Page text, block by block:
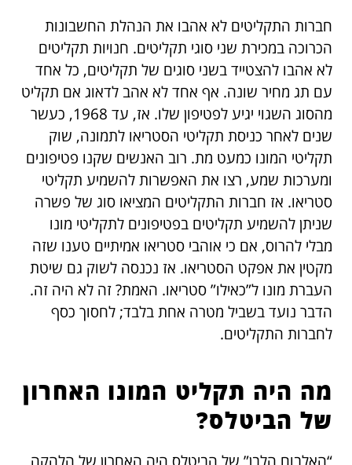
חברות התקליטים לא אהבו את הנהלת החשבונות
הכרוכה במכירת שני סוגי תקליטים. חנויות תקליטים
לא אהבו להצטייד בשני סוגים של תקליטים, כל אחד
עם תג מחיר שונה. אף אחד לא אהב לדאוג אם תקליט
מהסוג השגוי יגיע לפטיפון שלו. אז, עד 1968, כעשר
שנים לאחר כניסת תקליטי הסטריאו לתמונה, שוק
תקליטי המונו כמעט מת. רוב האנשים שקנו פטיפונים
ומערכות שמע, רצו את האפשרות להשמיע תקליטי
סטריאו. אז חברות התקליטים המציאו סוג של פשרה
שניתן להשמיע תקליטים בפטיפונים לתקליטי מונו
מבלי להרוס, אם כי אוהבי סטריאו אמיתיים טענו שזה
מקטין את אפקט הסטריאו. אז נכנסה לשוק גם שיטת
העברת מונו ל”כאילו” סטריאו. האמת? זה לא היה זה.
הדבר נועד בשביל מטרה אחת בלבד; לחסוך כסף
לחברות התקליטים.
מה היה תקליט המונו האחרון
של הביטלס?